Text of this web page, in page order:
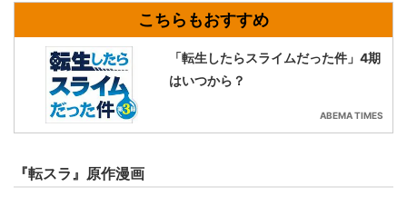
「転生したらスライムだった件」4期
はいつから？
ABEMA TIMES
『転スラ』原作漫画